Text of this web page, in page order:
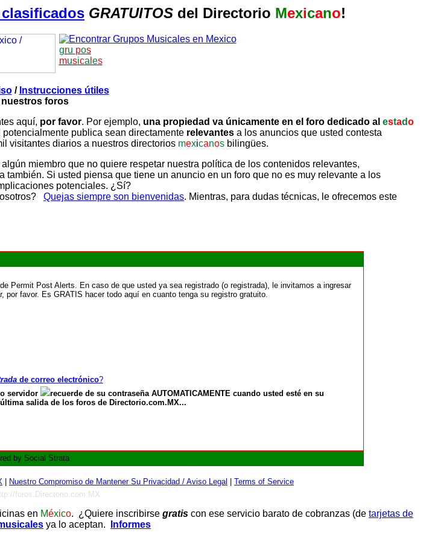
GRATUITOS del Directorio Mexicano!
gru pos
musica es
/ Instrucciones útiles
nuestros foros
aquí, por favor. Por ejemplo, una propiedad va únicamente en el foro dedicado al estado
potencialmente publica sean directamente relevantes a los anuncios que usted contesta
visitantes diarios a nuestros directorios mexicanos bilingües.
miembro que no quiere respetar nuestra política de los contenidos relevantes,
Si usted piensa que tiene un anuncio en un foro que no es muy relevante a los
potenciales. ¿Sí?
Quejas siempre son bienvenidas. Mientras, para dudas técnicas, le ofrecemos este
Permit Post Alerts. En caso de que usted ya sea registrado (o registrada), le invitamos a ingresar
por favor. Es GRATIS hacer todo aquí en cuanto tenga su registro gratuito.
de correo electrónico?
servidor
recuerde de su contraseña AUTOMATICAMENTE cuando usted esté en su
salida de los foros de Directorio.com.MX...
by Social Strata
Nuestro Compromiso de Mantener Su Privacidad / Aviso Legal
Terms of Service
foros.Directorio.com.MX
en México. ¿Quiere inscribirse gratis con ese servicio barato de cobranzas (de tarjetas de
ya lo aceptan.
Informes